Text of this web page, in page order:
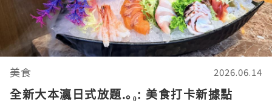
美食 2026.06.14
全新大本瀛日式放題.｡₀: 美食打卡新據點